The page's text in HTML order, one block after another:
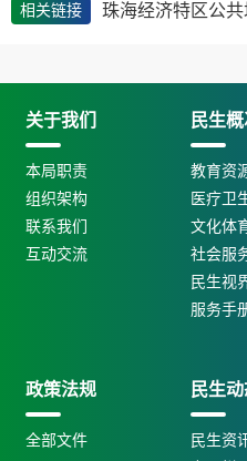
相关链接 珠海经济特区公
关于我们
本局职责
组织架构
联系我们
互动交流
民生
教育资
医疗卫
文化体
社会服
民生视
服务手
政策法规
全部文件
民生
民生资